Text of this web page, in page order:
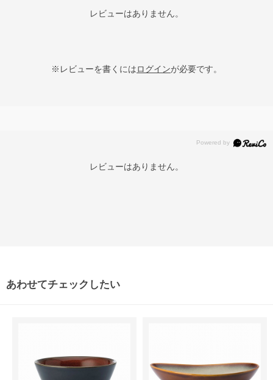
レビューはありません。
※レビューを書くにはログインが必要です。
レビューはありません。
あわせてチェックしたい